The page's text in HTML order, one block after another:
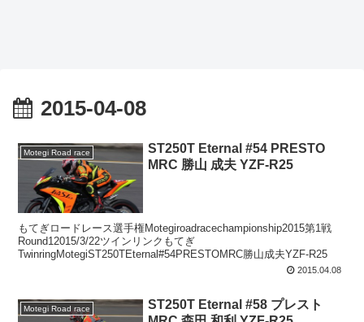
2015-04-08
Motegi Road race
ST250T Eternal #54 PRESTO
MRC 勝山 成夫 YZF-R25
もてぎロードレース選手権Motegiroadracechampionship2015第1戦
Round12015/3/22ツインリンクもてぎ
TwinringMotegiST250TEternal#54PRESTOMRC勝山成夫YZF-R25
2015.04.08
Motegi Road race
ST250T Eternal #58 プレスト